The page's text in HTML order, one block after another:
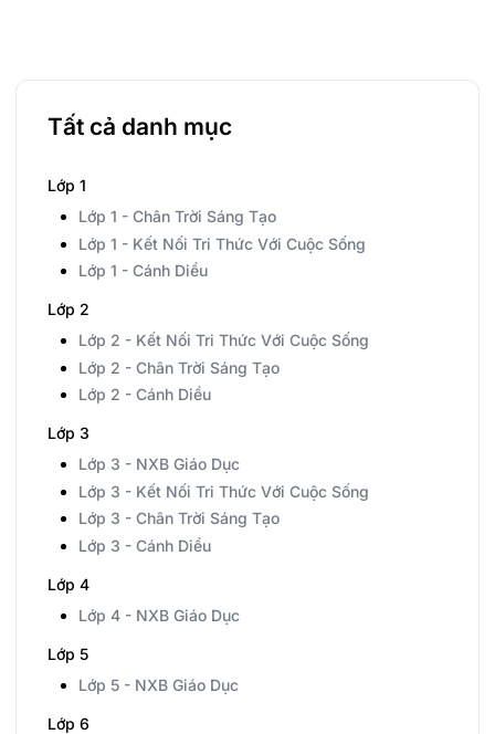
Tất cả danh mục
Lớp 1
Lớp 1 - Chân Trời Sáng Tạo
Lớp 1 - Kết Nối Tri Thức Với Cuộc Sống
Lớp 1 - Cánh Diều
Lớp 2
Lớp 2 - Kết Nối Tri Thức Với Cuộc Sống
Lớp 2 - Chân Trời Sáng Tạo
Lớp 2 - Cánh Diều
Lớp 3
Lớp 3 - NXB Giáo Dục
Lớp 3 - Kết Nối Tri Thức Với Cuộc Sống
Lớp 3 - Chân Trời Sáng Tạo
Lớp 3 - Cánh Diều
Lớp 4
Lớp 4 - NXB Giáo Dục
Lớp 5
Lớp 5 - NXB Giáo Dục
Lớp 6